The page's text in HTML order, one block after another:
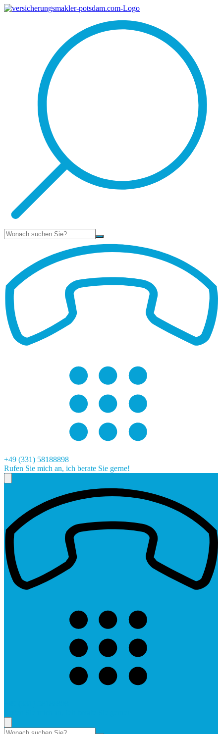
Suche
+49 (331) 58188898
Rufen Sie mich an, ich berate Sie gerne!